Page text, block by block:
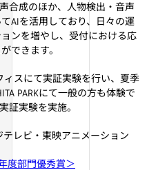
合成のほか、人物検出・音声
AIを活用しており、日々の運
ンを増やし、受付における応
できます。
スにて実証実験を行い、夏季
PARKにて一般の方も体験で
証実験を実施。
レビ・東映アニメーション
度部門優秀賞＞